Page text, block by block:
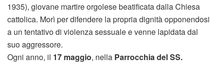
1935), giovane martire orgolese beatificata dalla Chiesa
cattolica. Morì per difendere la propria dignità opponendosi
a un tentativo di violenza sessuale e venne lapidata dal
suo aggressore.
Ogni anno, il 17 maggio, nella Parrocchia del SS.